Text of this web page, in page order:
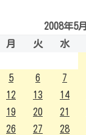
2008年5月
月 火 水
5 6 7
12 13 14
19 20 21
26 27 28